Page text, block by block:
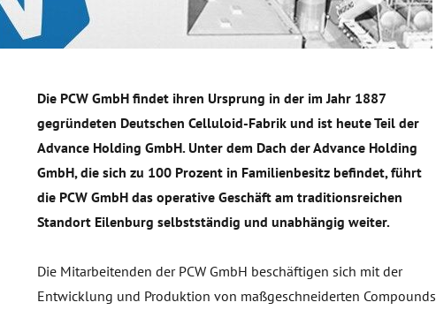
Die PCW GmbH findet ihren Ursprung in der im Jahr 1887
gegründeten Deutschen Celluloid-Fabrik und ist heute Teil der
Advance Holding GmbH. Unter dem Dach der Advance Holding
GmbH, die sich zu 100 Prozent in Familienbesitz befindet, führt
die PCW GmbH das operative Geschäft am traditionsreichen
Standort Eilenburg selbstständig und unabhängig weiter.
Die Mitarbeitenden der PCW GmbH beschäftigen sich mit der
Entwicklung und Produktion von maßgeschneiderten Compounds